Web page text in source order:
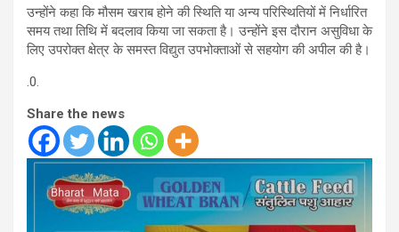
उन्होंने कहा कि मौसम खराब होने की स्थिति या अन्य परिस्थितियों में निर्धारित
समय तथा तिथि में बदलाव किया जा सकता है। उन्होंने इस दौरान असुविधा के
लिए उपरोक्त क्षेत्र के समस्त विद्युत उपभोक्ताओं से सहयोग की अपील की है।
.0.
Share the news